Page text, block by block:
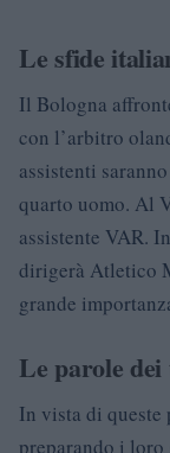
Le sfide
Il Bologna
con l’arbitro
assistenti
quarto uomo. Al
assistente VAR.
dirigerà Atletico
grande
Le parole dei
In vista di queste
preparando i